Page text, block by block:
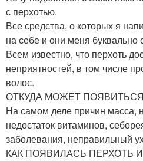
с перхотью.
Все средства, о которых я
на себе и они меня буквально
Всем известно, что перхоть
неприятностей, в том числе
волос.
ОТКУДА МОЖЕТ
На самом деле причин масса,
недостаток витаминов,
заболевания, неправильный
КАК ПОЯВИЛАСЬ ПЕРХОТЬ